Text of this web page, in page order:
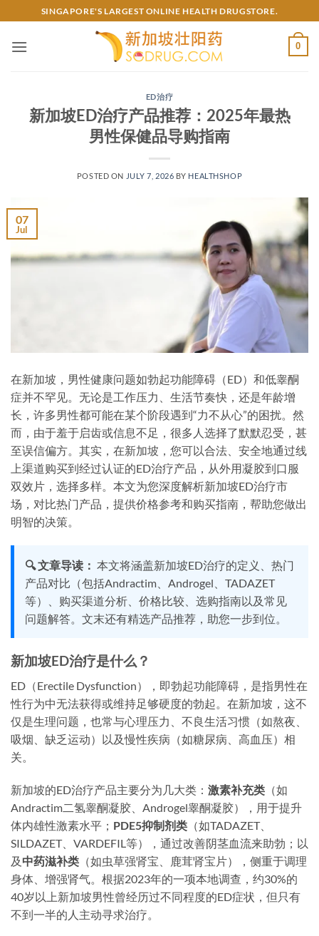
to
content
SINGAPORE'S LARGEST ONLINE HEALTH DRUGSTORE.
0
ED治疗
新加坡ED治疗产品推荐：2025年最热
男性保健品导购指南
POSTED ON JULY 7, 2026 BY HEALTHSHOP
07
Jul
在新加坡，男性健康问题如勃起功能障碍（ED）和低睾酮
症并不罕见。无论是工作压力、生活节奏快，还是年龄增
长，许多男性都可能在某个阶段遇到“力不从心”的困扰。然
而，由于羞于启齿或信息不足，很多人选择了默默忍受，甚
至误信偏方。其实，在新加坡，您可以合法、安全地通过线
上渠道购买到经过认证的ED治疗产品，从外用凝胶到口服
双效片，选择多样。本文为您深度解析新加坡ED治疗市
场，对比热门产品，提供价格参考和购买指南，帮助您做出
明智的决策。
🔍 文章导读： 本文将涵盖新加坡ED治疗的定义、热门
产品对比（包括Andractim、Androgel、TADAZET
等）、购买渠道分析、价格比较、选购指南以及常见
问题解答。文末还有精选产品推荐，助您一步到位。
新加坡ED治疗是什么？
ED（Erectile Dysfunction），即勃起功能障碍，是指男性在
性行为中无法获得或维持足够硬度的勃起。在新加坡，这不
仅是生理问题，也常与心理压力、不良生活习惯（如熬夜、
吸烟、缺乏运动）以及慢性疾病（如糖尿病、高血压）相
关。
新加坡的ED治疗产品主要分为几大类： 激素补充类 （如
Andractim二氢睾酮凝胶、Androgel睾酮凝胶），用于提升
体内雄性激素水平； PDE5抑制剂类 （如TADAZET、
SILDAZET、VARDEFIL等），通过改善阴茎血流来助勃；以
及 中药滋补类 （如虫草强肾宝、鹿茸肾宝片），侧重于调理
身体、增强肾气。根据2023年的一项本地调查，约30%的
40岁以上新加坡男性曾经历过不同程度的ED症状，但只有
不到一半的人主动寻求治疗。